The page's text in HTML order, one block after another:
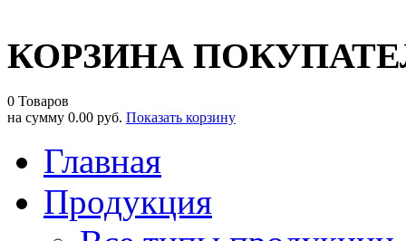
КОРЗИНА
0 Товаров
на сумму 0.00 руб. Показать корзину
Главная
Продукция